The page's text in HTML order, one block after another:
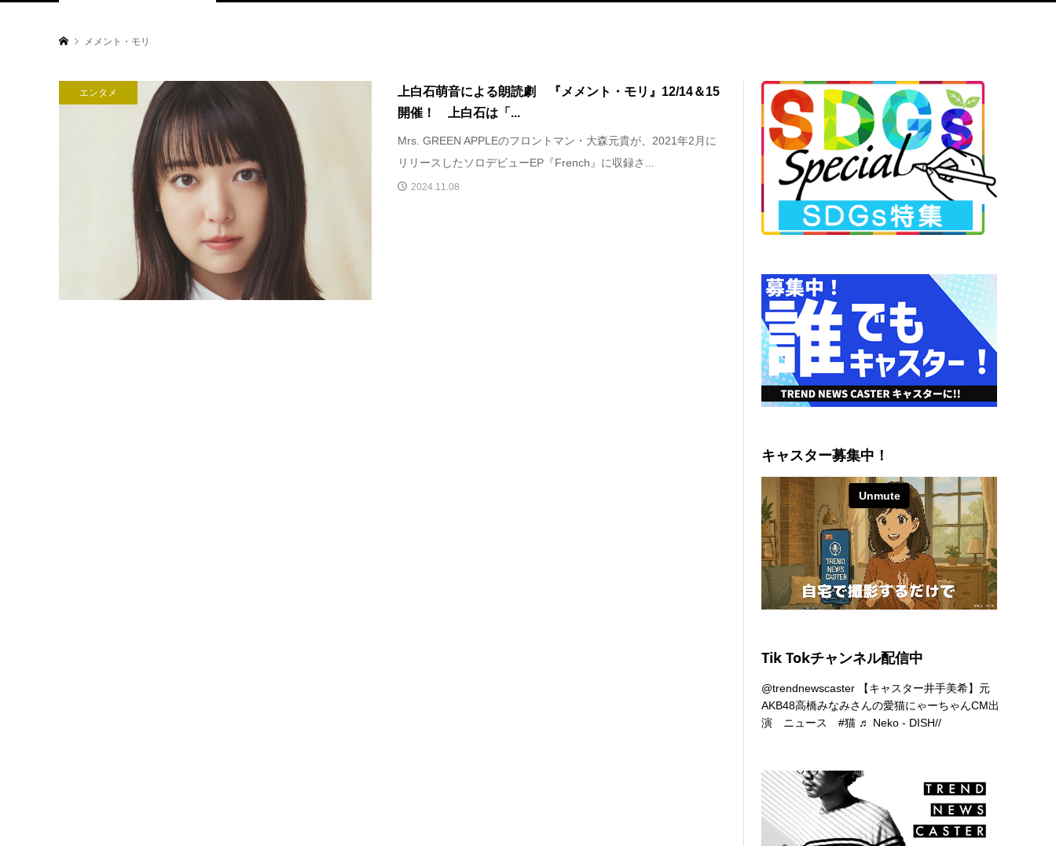
メメント・モリ
エンタメ
上白石萌音による朗読劇 『メメント・モリ』12/14＆15
開催！ 上白石は「...
Mrs. GREEN APPLEのフロントマン・大森元貴が、2021年2月に
リリースしたソロデビューEP『French』に収録さ...
2024.11.08
キャスター募集中！
Tik Tokチャンネル配信中
@trendnewscaster 【キャスター井手美希】元
AKB48高橋みなみさんの愛猫にゃーちゃんCM出
演 ニュース#猫 ♬ Neko - DISH//